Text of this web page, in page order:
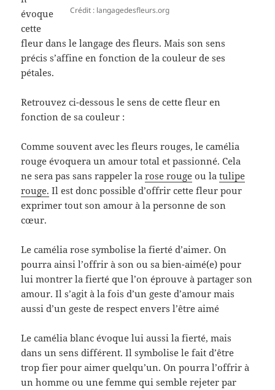
Crédit : langagedesfleurs.org
évoque
cette
fleur dans le langage des fleurs. Mais son sens
précis s’affine en fonction de la couleur de ses
pétales.
Retrouvez ci-dessous le sens de cette fleur en
fonction de sa couleur :
Comme souvent avec les fleurs rouges, le camélia
rouge évoquera un amour total et passionné. Cela
ne sera pas sans rappeler larose rouge ou latulipe
rouge. Il est donc possible d’offrir cette fleur pour
exprimer tout son amour à la personne de son
cœur.
Le camélia rose symbolise la fierté d’aimer. On
pourra ainsi l’offrir à son ou sa bien-aimé(e) pour
lui montrer la fierté que l’on éprouve à partager son
amour. Il s’agit à la fois d’un geste d’amour mais
aussi d’un geste de respect envers l’être aimé
Le camélia blanc évoque lui aussi la fierté, mais
dans un sens différent. Il symbolise le fait d’être
trop fier pour aimer quelqu’un. On pourra l’offrir à
un homme ou une femme qui semble rejeter par